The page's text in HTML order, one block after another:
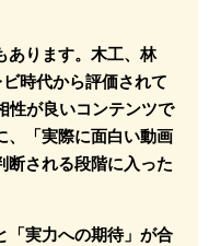
あります。木工、林
時代から評価されて
性が良いコンテンツで
、「実際に面白い動画
断される段階に入った
「実力への期待」が合